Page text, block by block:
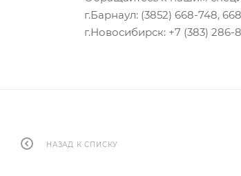
г.Барнаул: (3852) 668-748,
г.Новосибирск: +7 (383) 286-
НАЗАД К СПИСКУ